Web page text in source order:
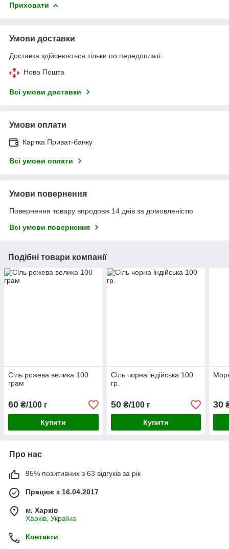
Приховати
Умови доставки
Доставка здійснюється тільки по передоплаті.
Нова Пошта
Всі умови доставки
Умови оплати
Картка Приват-банку
Всі умови оплати
Умови повернення
Повернення товару впродовж 14 днів за домовленістю
Всі умови повернення
Подібні товари компанії
Сіль рожева велика 100
грам
60 ₴/100 г
Купити
Сіль чорна індійська 100
гр.
50₴/100 г
Купити
30
Про нас
95% позитивних з 63 відгуків за рік
Працює з 16.04.2017
м. Харків
Харків, Україна
Контакти